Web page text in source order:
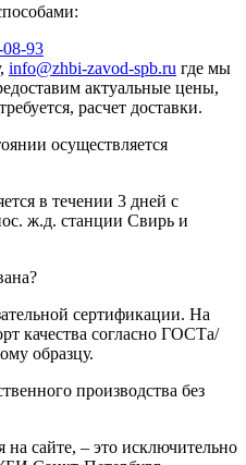
93
info@zhbi-zavod-spb.ru где мы
актуальные цены,
расчет доставки.
осуществляется
в течении 3 дней с
ж.д. станции Свирь и
сертификации. На
качества согласно ГОСТа/
образцу.
производства без
на сайте, – это исключительно